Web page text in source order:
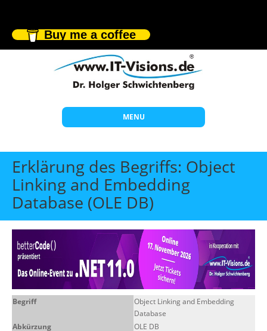
Buy me a coffee
MENU
Start
Themen
Beratung
Offene Seminare
Wissen
Über uns
Erklärung des Begriffs: Object
Linking and Embedding
Database (OLE DB)
Begriff
Object Linking and Embedding
Database
Abkürzung
OLE DB